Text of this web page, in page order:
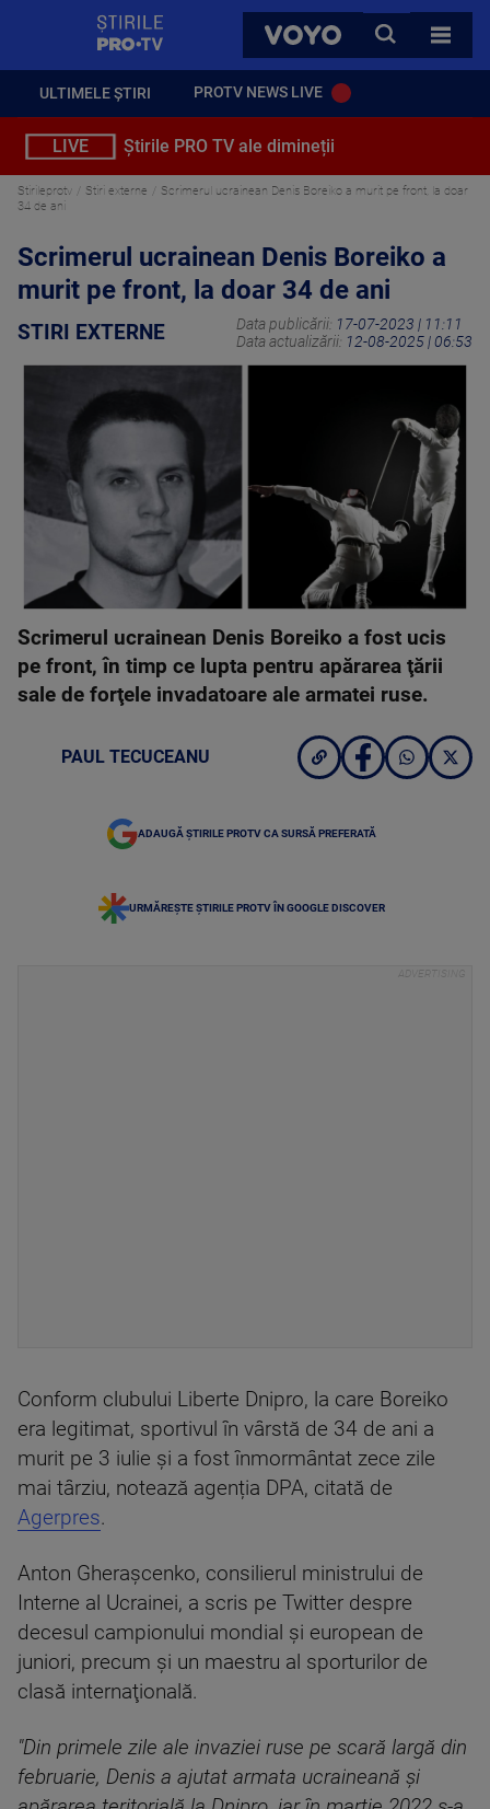
VOYO
CAUTA
TOATE
ULTIMELE ȘTIRI PROTV NEWS LIVE
LIVE Știrile PRO TV ale dimineții
Stirileprotv Stiri externe
Scrimerul ucrainean Denis Boreiko a murit pe front, la doar
34 de ani
Scrimerul ucrainean Denis Boreiko a
murit pe front, la doar 34 de ani
STIRI EXTERNE Data publicării: 17-07-2023 | 11:11
Data actualizării: 12-08-2025 | 06:53
Scrimerul ucrainean Denis Boreiko a fost ucis
pe front, în timp ce lupta pentru apărarea ţării
sale de forţele invadatoare ale armatei ruse.
PAUL TECUCEANU
ADAUGĂ ȘTIRILE PROTV CA SURSĂ PREFERATĂ
URMĂREȘTE ȘTIRILE PROTV ÎN GOOGLE DISCOVER
Conform clubului Liberte Dnipro, la care Boreiko
era legitimat, sportivul în vârstă de 34 de ani a
murit pe 3 iulie şi a fost înmormântat zece zile
mai târziu, notează agenția DPA, citată de
Agerpres.
Anton Gheraşcenko, consilierul ministrului de
Interne al Ucrainei, a scris pe Twitter despre
decesul campionului mondial şi european de
juniori, precum şi un maestru al sporturilor de
clasă internaţională.
"Din primele zile ale invaziei ruse pe scară largă din
februarie, Denis a ajutat armata ucraineană şi